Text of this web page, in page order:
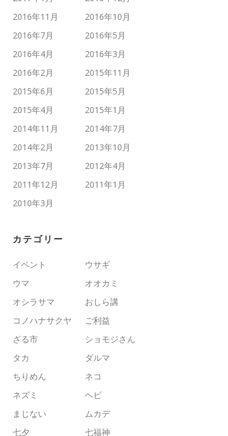
2016年11月
2016年10月
2016年7月
2016年5月
2016年4月
2016年3月
2016年2月
2015年11月
2015年6月
2015年5月
2015年4月
2015年1月
2014年11月
2014年7月
2014年2月
2013年10月
2013年7月
2012年4月
2011年12月
2011年1月
2010年3月
カテゴリー
イベント
ウサギ
ウマ
オオカミ
オシラサマ
おしら講
コノハナサクヤ
ご利益
ざる市
ショモジさん
タカ
ダルマ
ちりめん
ネコ
ネズミ
ヘビ
まじない
ムカデ
七夕
七福神